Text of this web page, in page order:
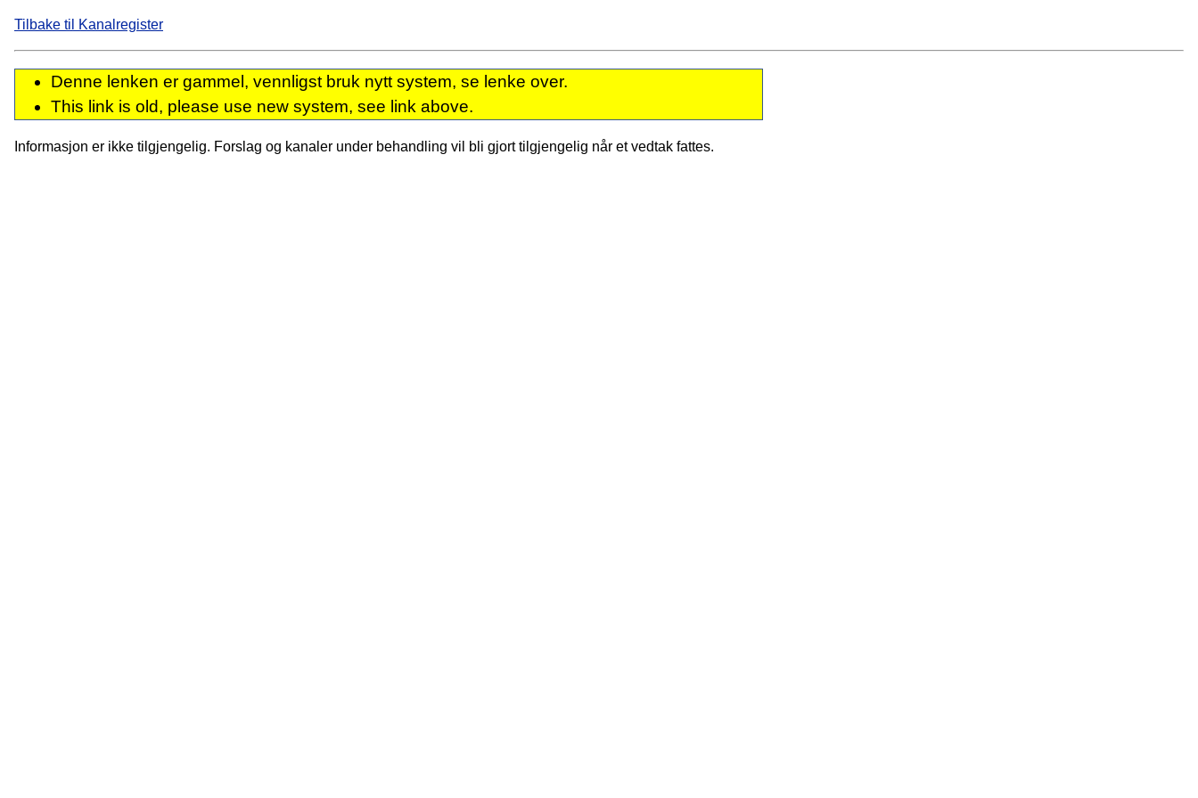
Tilbake til Kanalregister
Denne lenken er gammel, vennligst bruk nytt system, se lenke over.
This link is old, please use new system, see link above.
Informasjon er ikke tilgjengelig. Forslag og kanaler under behandling vil bli gjort tilgjengelig når et vedtak fattes.